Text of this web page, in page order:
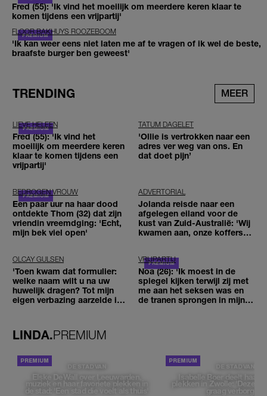
Fred (55): 'Ik vind het moeilijk om meerdere keren klaar te
komen tijdens een vrijpartij'
FLOOR BAKHUYS ROOZEBOOM
'Ik kan weer eens niet laten me af te vragen of ik wel de beste,
braafste burger ben geweest'
TRENDING MEER
LIEVE HELEEN
Fred (55): 'Ik vind het
moeilijk om meerdere keren
klaar te komen tijdens een
vrijpartij'
TATUM DAGELET
'Ollie is vertrokken naar een
adres ver weg van ons. En
dat doet pijn’
BEDROGEN VROUW
Een paar uur na haar dood
ontdekte Thom (32) dat zijn
vriendin vreemdging: 'Echt,
mijn bek viel open'
ADVERTORIAL
Jolanda reisde naar een
afgelegen eiland voor de
kust van Zuid-Australië: 'Wij
kwamen aan, onze koffers
OLCAY GULSEN
'Toen kwam dat formulier:
welke naam wilt u na uw
huwelijk dragen? Tot mijn
eigen verbazing aarzelde ik
VRIJPARTIJ
Noa (26): 'Ik moest in de
spiegel kijken terwijl zij met
me aan het seksen was en
de tranen sprongen in mijn
LINDA.PREMIUM
DE STAD VAN
Elske DeWall over Leeuwarden,
muziek en haar favoriete plekken in
de stad: 'Een stad die voelt als thuis'
DE STAD VAN
Isabelle Boer deelt haar
plekken in Zwolle: 'Deze
graag verborgen'